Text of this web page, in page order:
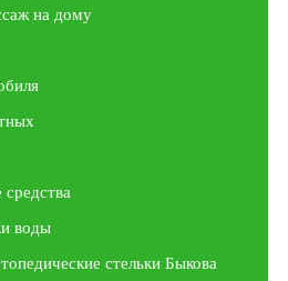
на дому
воды
стельки Быкова